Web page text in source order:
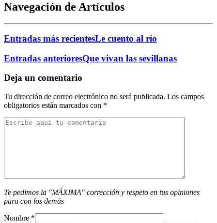
Navegación de Artículos
Entradas más recientesLe cuento al río
Entradas anterioresQue vivan las sevillanas
Deja un comentario
Tu dirección de correo electrónico no será publicada. Los campos
obligatorios están marcados con *
Te pedimos la "MÁXIMA" corrección y respeto en tus opiniones
para con los demás
Nombre *